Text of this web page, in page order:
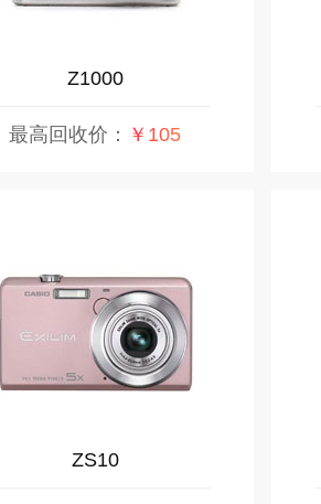
Z1000
最高回收价： ￥105
ZS10